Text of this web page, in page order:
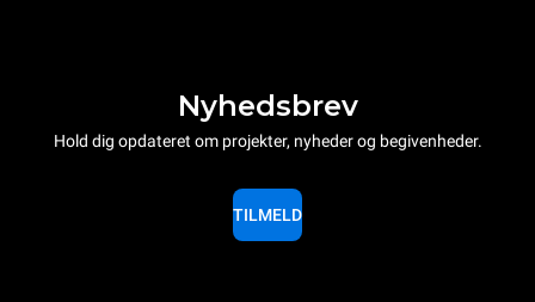
Nyhedsbrev
Hold dig opdateret om projekter, nyheder og begivenheder.
TILMELD